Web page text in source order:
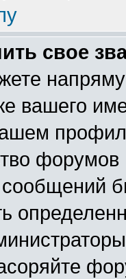
свое
вашего
форумов
сообщений